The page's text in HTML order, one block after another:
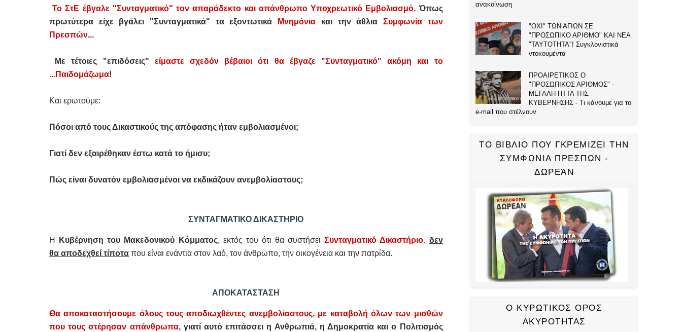
Το ΣτΕ έβγαλε "Συνταγματικό" τον απαράδεκτο και απάνθρωπο Υποχρεωτικό Εμβολιασμό. Όπως
πρωτύτερα είχε βγάλει "Συνταγματικά" τα εξοντωτικά
Μνημόνια και την άθλια Συμφωνία των
Πρεσπών...
Με τέτοιες "επιδόσεις" είμαστε σχεδόν βέβαιοι ότι θα έβγαζε "Συνταγματικό" ακόμη και το
...Παιδομάζωμα!
Και ερωτούμε:
Πόσοι από τους Δικαστικούς της απόφασης ήταν εμβολιασμένοι;
Γιατί δεν εξαιρέθηκαν έστω κατά το ήμισυ;
Πώς είναι δυνατόν εμβολιασμένοι να εκδικάζουν ανεμβολίαστους;
ΣΥΝΤΑΓΜΑΤΙΚΟ ΔΙΚΑΣΤΗΡΙΟ
Η Κυβέρνηση του Μακεδονικού Κόμματος, εκτός του ότι θα συστήσει Συνταγματικό Δικαστήριο, δεν
θα αποδεχθεί τίποτα που είναι ενάντια στον λαό, τον άνθρωπο, την οικογένεια και την πατρίδα.
ΑΠΟΚΑΤΑΣΤΑΣΗ
Θα αποκαταστήσουμε όλους τους αποδιωχθέντες ανεμβολίαστους, με καταβολή όλων των μισθών
που τους στέρησαν απάνθρωπα, γιατί αυτό επιτάσσει η Ανθρωπιά, η Δημοκρατία και ο Πολιτισμός
ανακοίνωση
"ΟΧΙ" ΤΩΝ ΑΓΙΩΝ ΣΕ
"ΠΡΟΣΩΠΙΚΟ ΑΡΙΘΜΟ" ΚΑΙ ΝΕΑ
"ΤΑΥΤΟΤΗΤΑ"! Συγκλονιστικά
ντοκουμέντα
ΠΡΟΑΙΡΕΤΙΚΟΣ Ο
"ΠΡΟΣΩΠΙΚΟΣ ΑΡΙΘΜΟΣ" -
ΜΕΓΑΛΗ ΗΤΤΑ ΤΗΣ
ΚΥΒΕΡΝΗΣΗΣ - Τι κάνουμε για το
e-mail που στέλνουν
ΤΟ ΒΙΒΛΙΟ ΠΟΥ ΓΚΡΕΜΙΖΕΙ ΤΗΝ
ΣΥΜΦΩΝΙΑ ΠΡΕΣΠΩΝ -
ΔΩΡΕΆΝ
Ο ΚΥΡΩΤΙΚΟΣ ΟΡΟΣ
ΑΚΥΡΟΤΗΤΑΣ